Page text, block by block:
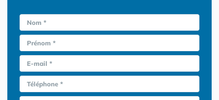
Nom *
Prénom *
E-mail *
Téléphone *